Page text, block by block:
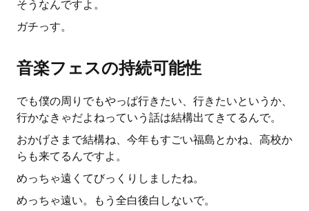
そうなんですよ。
ガチっす。
音楽フェスの持続可能性
でも僕の周りでもやっぱ行きたい、行きたいというか、
行かなきゃだよねっていう話は結構出てきてるんで。
おかげさまで結構ね、今年もすごい福島とかね、高校か
らも来てるんですよ。
めっちゃ遠くてびっくりしましたね。
めっちゃ遠い。もう全白後白しないで。